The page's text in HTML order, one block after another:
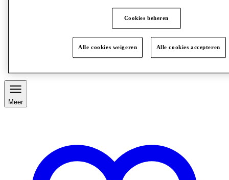
Meer
Cookies beheren
Alle cookies weigeren Alle cookies accepteren